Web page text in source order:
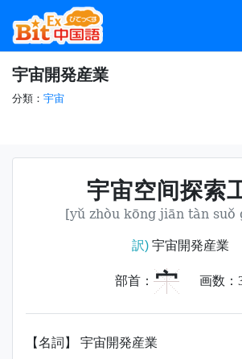
宇宙開発産業
分類： 宇宙
宇宙空间探索
[yǔ zhòu kōng jiān tàn suǒ
訳)宇宙開発産業
部首： 宀 画数：
【名詞】 宇宙開発産業